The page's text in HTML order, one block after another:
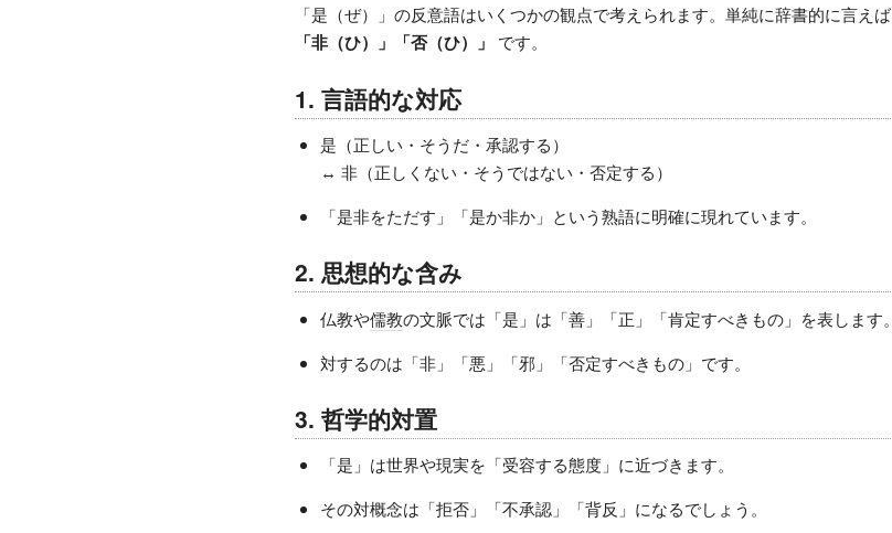
「是（ぜ）」の反意語はいくつかの観点で考えられます。単純に辞書的に言えば
「非（ひ）」「否（ひ）」 です。
1. 言語的な対応
是（正しい・そうだ・承認する）
↔ 非（正しくない・そうではない・否定する）
「是非をただす」「是か非か」という熟語に明確に現れています。
2. 思想的な含み
仏教や儒教の文脈では「是」は「善」「正」「肯定すべきもの」を表します。
対するのは「非」「悪」「邪」「否定すべきもの」です。
3. 哲学的対置
「是」は世界や現実を「受容する態度」に近づきます。
その対概念は「拒否」「不承認」「背反」になるでしょう。